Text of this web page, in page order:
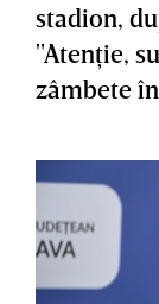
stadion,
"Atenţie,
zâmbete